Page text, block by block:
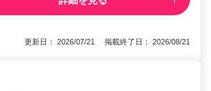
更新日： 2026/07/21 掲載終了日： 2026/08/21